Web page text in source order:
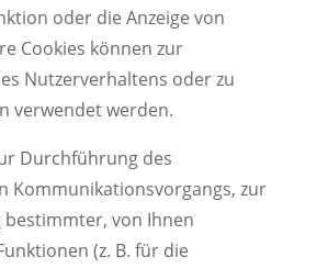
oder die Anzeige von
Cookies können zur
Nutzerverhaltens oder zu
verwendet werden.
Durchführung des
Kommunikationsvorgangs, zur
von Ihnen
(z. B. für die